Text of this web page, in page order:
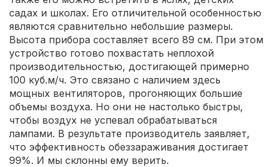
садах и школах. Его отличительной особенностью
являются сравнительно небольшие размеры.
Высота прибора составляет всего 89 см. При этом
устройство готово похвастать неплохой
производительностью, достигающей примерно
100 куб.м/ч. Это связано с наличием здесь
мощных вентиляторов, прогоняющих большие
объемы воздуха. Но они не настолько быстры,
чтобы воздух не успевал обрабатываться
лампами. В результате производитель заявляет,
что эффективность обеззараживания достигает
99%. И мы склонны ему верить.